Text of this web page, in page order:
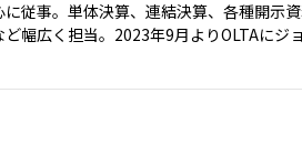
に従事。単体決算、連結決算、各種開示
ど幅広く担当。2023年9月よりOLTAにジ